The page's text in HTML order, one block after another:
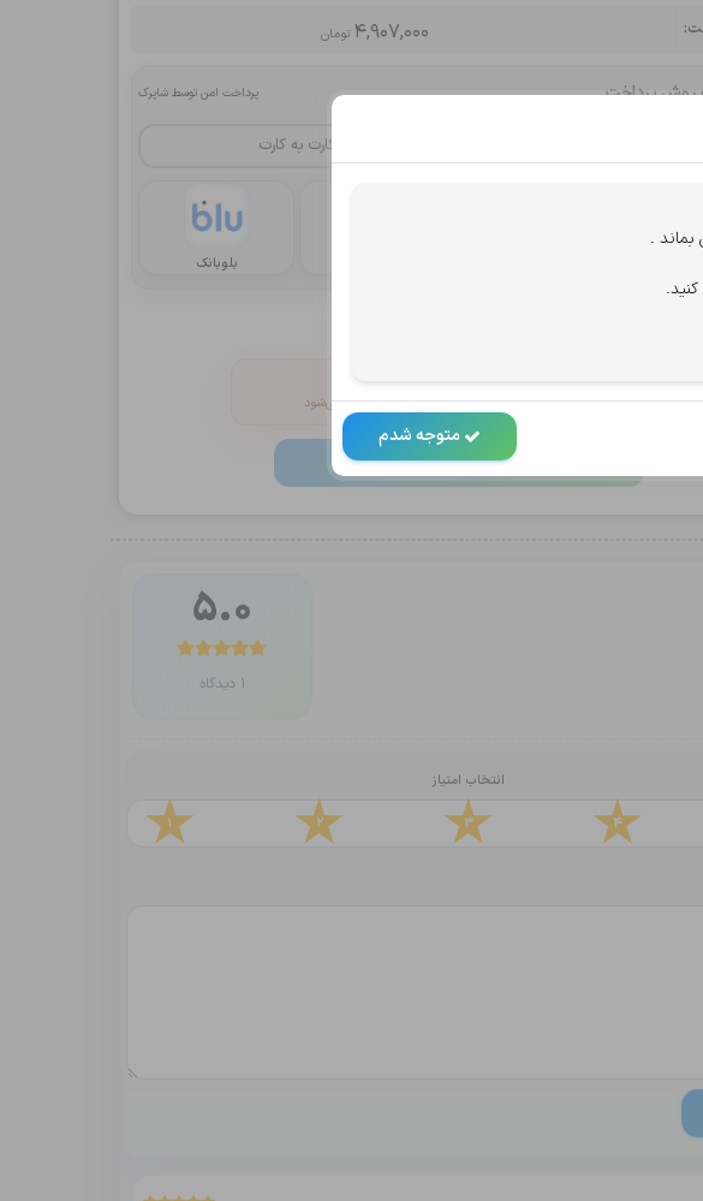
4,907,000 تومان
روش پرداخت پرداخت امن توسط شاپرک
کارت به کارت
بلوبانک
را میپذیرم.
بعد از خاموش شدن، دکمه پرداخت به‌صورت خودکار فعال می‌شود
پرداخت و ثبت 4,907,000تومان
5.0
1 دیدگاه
انتخاب امتیاز
1 2 3 4
.
متوجه شدم